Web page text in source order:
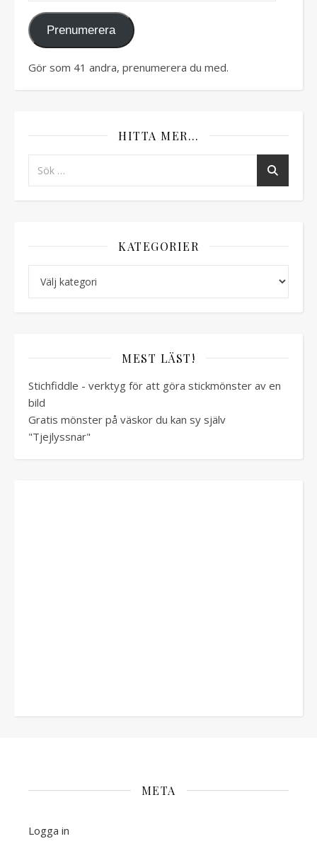
Prenumerera
Gör som 41 andra, prenumerera du med.
HITTA MER…
KATEGORIER
MEST LÄST!
Stichfiddle - verktyg för att göra stickmönster av en
bild
Gratis mönster på väskor du kan sy själv
"Tjejlyssnar"
META
Logga in